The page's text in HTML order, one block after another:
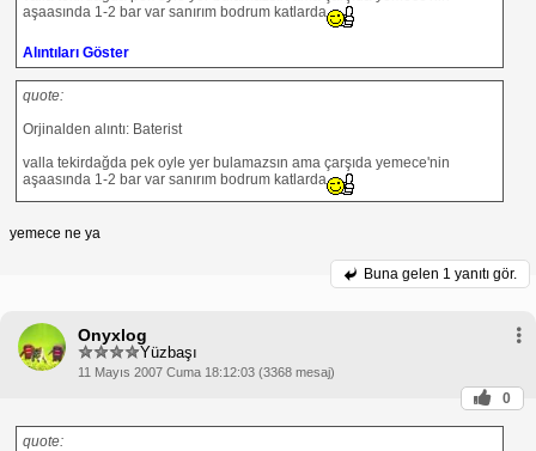
aşaasında 1-2 bar var sanırım bodrum katlarda
Alıntıları Göster
quote:
Orjinalden alıntı: Baterist
valla tekirdağda pek oyle yer bulamazsın ama çarşıda yemece'nin
aşaasında 1-2 bar var sanırım bodrum katlarda
yemece ne ya
Buna gelen 1 yanıtı gör.
Onyxlog
Yüzbaşı
11 Mayıs 2007 Cuma 18:12:03 (3368 mesaj)
0
quote: